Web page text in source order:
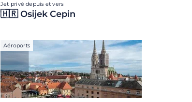
Jet privé depuis et vers
🇭🇷 Osijek Cepin
Aéroports